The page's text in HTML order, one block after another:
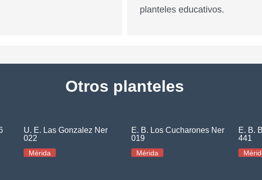
planteles educativos.
Otros planteles
U. E. Las Gonzalez Ner
022
Mérida
E. B. Los Cucharones Ner
019
Mérida
E. B.
441